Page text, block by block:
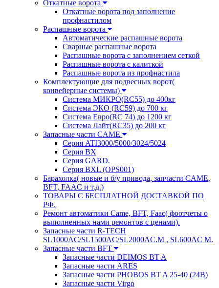
Откатные ворота
Откатные ворота под заполнение
профнастилом
Распашные ворота
Автоматические распашные ворота
Сварные распашные ворота
Распашные ворота с заполнением сеткой
Распашные ворота с калиткой
Распашные ворота из профнастила
Комплектующие для подвесных ворот(
конвейерные системы)
Система МИКРО(RC55) до 400кг
Система ЭКО (RC59) до 700 кг
Система Евро(RC 74) до 1200 кг
Система Лайт(RC35) до 200 кг
Запасные части CAME
Серия ATI3000/5000/3024/5024
Серия BX
Серия GARD.
Серия BXL (OPS001)
Барахолка( новые и б/у привода, запчасти CAME,
BFT, FAAC и т.д.)
ТОВАРЫ С БЕСПЛАТНОЙ ДОСТАВКОЙ ПО
РФ.
Ремонт автоматики Came, BFT, Faac( фоотчеты о
выполненных нами ремонтов с ценами).
Запасные части R-TECH
SL1000AC/SL1500AC/SL2000AC.M , SL600AC M.
Запасные части BFT
Запасные части DEIMOS BT A
Запасные части ARES
Запасные части PHOBOS BT A 25-40 (24B)
Запасные части Virgo